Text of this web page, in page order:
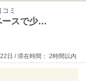
ミ
ースで少…
日 / 滞在時間： 2時間以内